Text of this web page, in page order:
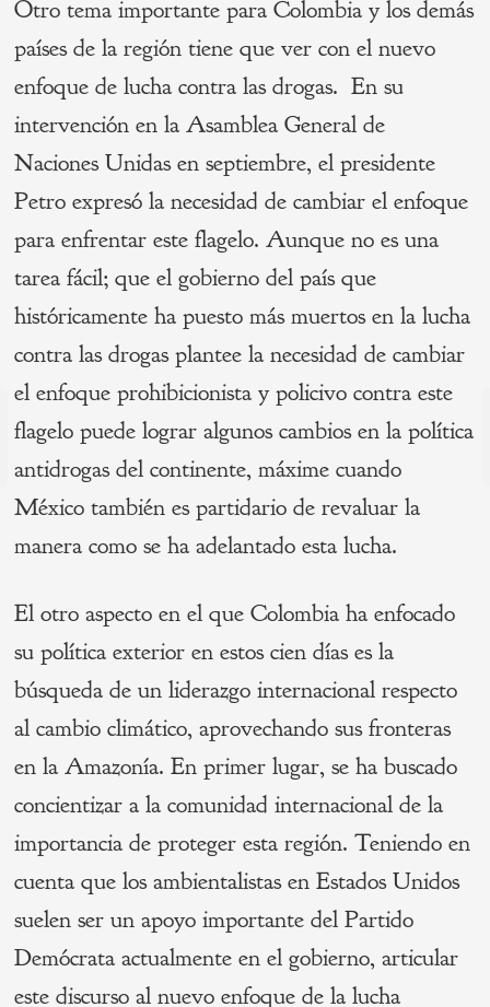
Otro tema importante para Colombia y los demás
países de la región tiene que ver con el nuevo
enfoque de lucha contra las drogas. En su
intervención en la Asamblea General de
Naciones Unidas en septiembre, el presidente
Petro expresó la necesidad de cambiar el enfoque
para enfrentar este flagelo. Aunque no es una
tarea fácil; que el gobierno del país que
históricamente ha puesto más muertos en la lucha
contra las drogas plantee la necesidad de cambiar
el enfoque prohibicionista y policivo contra este
flagelo puede lograr algunos cambios en la política
antidrogas del continente, máxime cuando
México también es partidario de revaluar la
manera como se ha adelantado esta lucha.
El otro aspecto en el que Colombia ha enfocado
su política exterior en estos cien días es la
búsqueda de un liderazgo internacional respecto
al cambio climático, aprovechando sus fronteras
en la Amazonía. En primer lugar, se ha buscado
concientizar a la comunidad internacional de la
importancia de proteger esta región. Teniendo en
cuenta que los ambientalistas en Estados Unidos
suelen ser un apoyo importante del Partido
Demócrata actualmente en el gobierno, articular
este discurso al nuevo enfoque de la lucha
Navegación
de
entradas